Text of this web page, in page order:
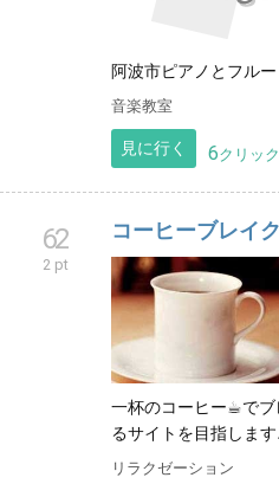
阿波市ピアノとフル
音楽教室
見に行く 6クリック
62
2 pt
コーヒーブレイ
一杯のコーヒー☕︎で
るサイトを目指します
リラクゼーション